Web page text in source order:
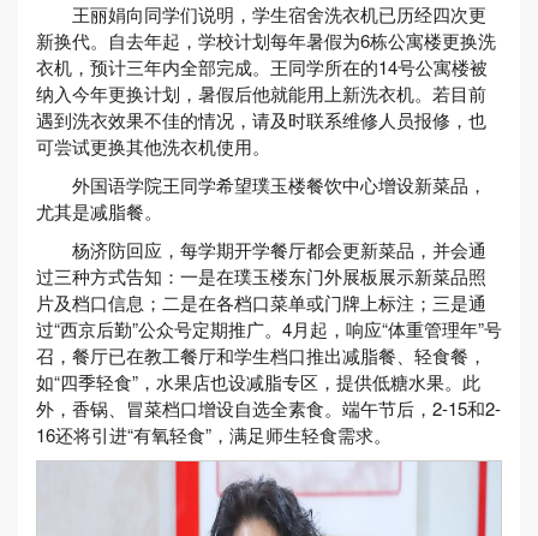
王丽娟向同学们说明，学生宿舍洗衣机已历经四次更
新换代。自去年起，学校计划每年暑假为6栋公寓楼更换洗
衣机，预计三年内全部完成。王同学所在的14号公寓楼被
纳入今年更换计划，暑假后他就能用上新洗衣机。若目前
遇到洗衣效果不佳的情况，请及时联系维修人员报修，也
可尝试更换其他洗衣机使用。
外国语学院王同学希望璞玉楼餐饮中心增设新菜品，
尤其是减脂餐。
杨济防回应，每学期开学餐厅都会更新菜品，并会通
过三种方式告知：一是在璞玉楼东门外展板展示新菜品照
片及档口信息；二是在各档口菜单或门牌上标注；三是通
过“西京后勤”公众号定期推广。4月起，响应“体重管理年”号
召，餐厅已在教工餐厅和学生档口推出减脂餐、轻食餐，
如“四季轻食”，水果店也设减脂专区，提供低糖水果。此
外，香锅、冒菜档口增设自选全素食。端午节后，2-15和2-
16还将引进“有氧轻食”，满足师生轻食需求。